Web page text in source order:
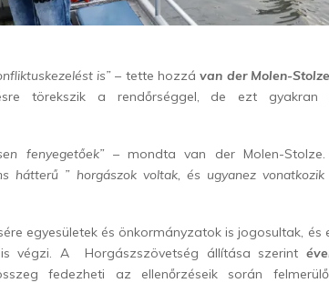
is” – tette hozzávan der Molen-Stolze
törekszik a rendőrséggel, de ezt gyakran
fenyegetőek” –mondta van der Molen-
hátterű ” horgászok voltak, és ugyanez
egyesületek és önkormányzatok is jogosultak, és
végzi. A Horgászszövetség állítása szerint
fedezheti az ellenőrzéseik során